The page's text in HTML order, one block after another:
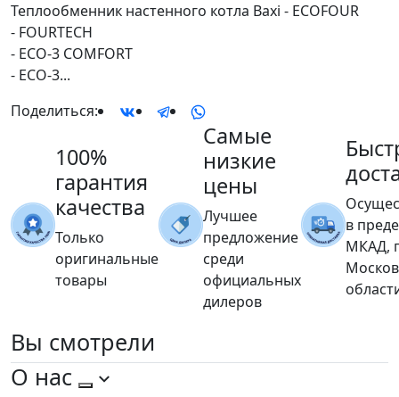
Теплообменник настенного котла Baxi - ECOFOUR
- FOURTECH
- ECO-3 COMFORT
- ECO-3...
Поделиться:
100%
гарантия
качества
Только
оригинальные
товары
Самые
низкие
цены
Лучшее
предложение
среди
официальных
дилеров
в
МКАД,
Вы смотрели
О нас